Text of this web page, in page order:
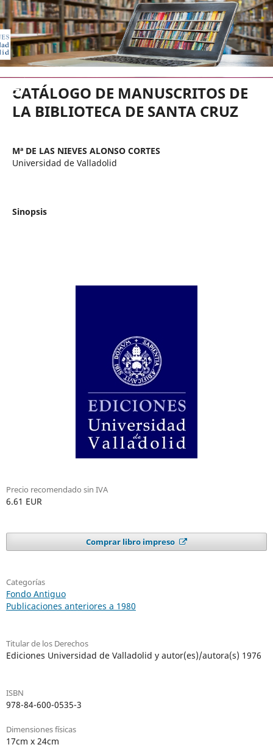
EDICIONES UNIVERSIDAD DE
CATÁLOGO DE MANUSCRITOS DE
LA BIBLIOTECA DE SANTA CRUZ
Mª DE LAS NIEVES ALONSO CORTES
Universidad de Valladolid
Sinopsis
Precio recomendado sin IVA
6.61 EUR
Comprar libro impreso
Categorías
Fondo Antiguo
Publicaciones anteriores a 1980
Titular de los Derechos
Ediciones Universidad de Valladolid y autor(es)/autora(s) 1976
ISBN
978-84-600-0535-3
Dimensiones físicas
17cm x 24cm